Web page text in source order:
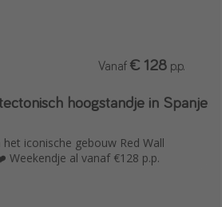
hoogstandje in Spanje
iconische gebouw Red Wall
Weekendje al vanaf €128 p.p.
Vanaf € 128 p.p.